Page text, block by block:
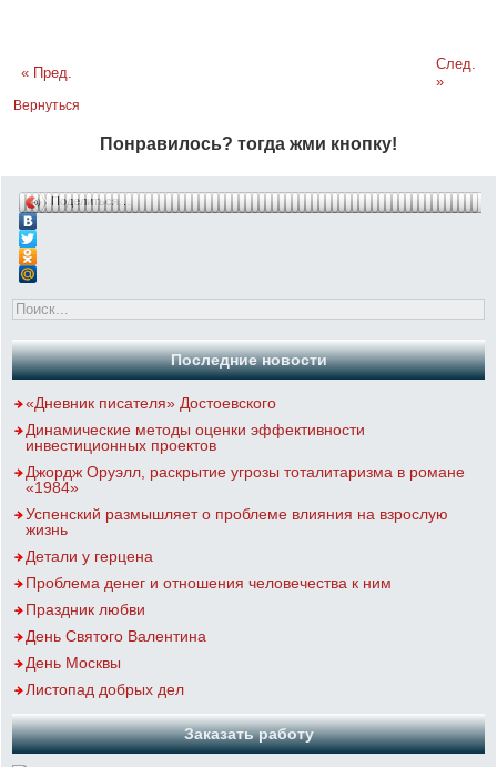
« Пред.
След.
»
Вернуться
Понравилось? тогда жми кнопку!
Поделиться…
Последние новости
«Дневник писателя» Достоевского
Динамические методы оценки эффективности
инвестиционных проектов
Джордж Оруэлл, раскрытие угрозы тоталитаризма в романе
«1984»
Успенский размышляет о проблеме влияния на взрослую
жизнь
Детали у герцена
Проблема денег и отношения человечества к ним
Праздник любви
День Святого Валентина
День Москвы
Листопад добрых дел
Заказать работу